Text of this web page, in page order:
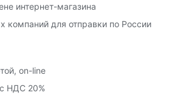
интернет-магазина
компаний для отправки по России
on-line
НДС 20%